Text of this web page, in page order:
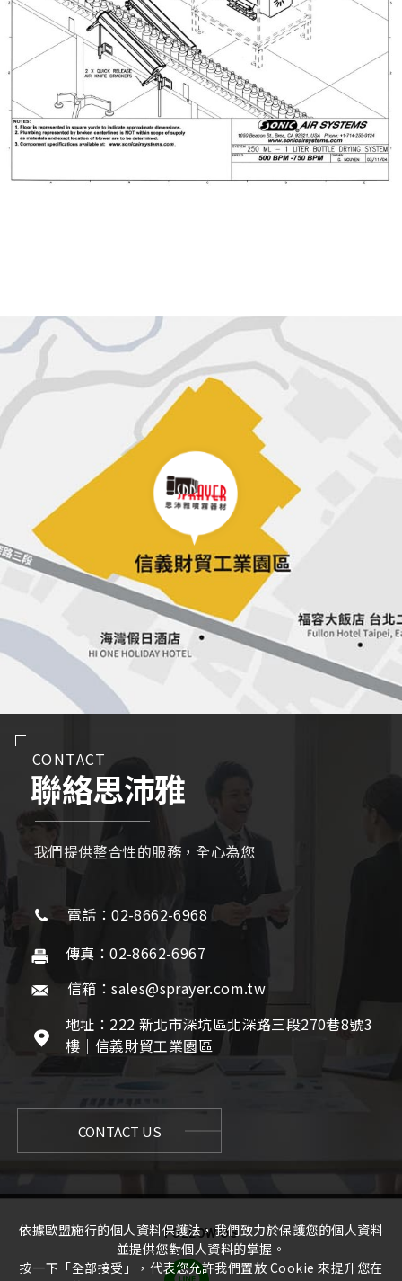
CONTACT
聯絡思沛雅
我們提供整合性的服務，全心為您
電話：02-8662-6968
傳真：02-8662-6967
信箱：sales@sprayer.com.tw
地址：222 新北市深坑區北深路三段270巷8號3
樓｜信義財貿工業園區
CONTACT US
FOLLOW US
依據歐盟施行的個人資料保護法，我們致力於保護您的個人資料
並提供您對個人資料的掌握。
按一下「全部接受」，代表您允許我們置放 Cookie 來提升您在